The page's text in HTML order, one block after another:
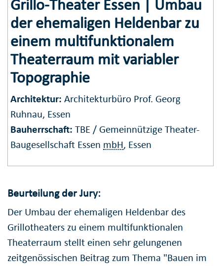
Grillo-Theater Essen | Umbau
der ehemaligen Heldenbar zu
einem multifunktionalem
Theaterraum mit variabler
Topographie
Architektur: Architekturbüro Prof. Georg
Ruhnau, Essen
Bauherrschaft: TBE / Gemeinnützige Theater-
Baugesellschaft Essen mbH, Essen
Beurteilung der Jury:
Der Umbau der ehemaligen Heldenbar des
Grillotheaters zu einem multifunktionalen
Theaterraum stellt einen sehr gelungenen
zeitgenössischen Beitrag zum Thema "Bauen im